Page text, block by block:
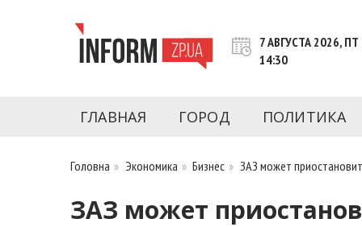
INFORM.ZP.UA – это информационный
последние новости Запорожья и
7 АВГУСТА 2026, ПТ
14:30
ГЛАВНАЯ ГОРОД ПОЛИТИКА
Головна » Экономика »Бизнес » ЗАЗ может
ЗАЗ может